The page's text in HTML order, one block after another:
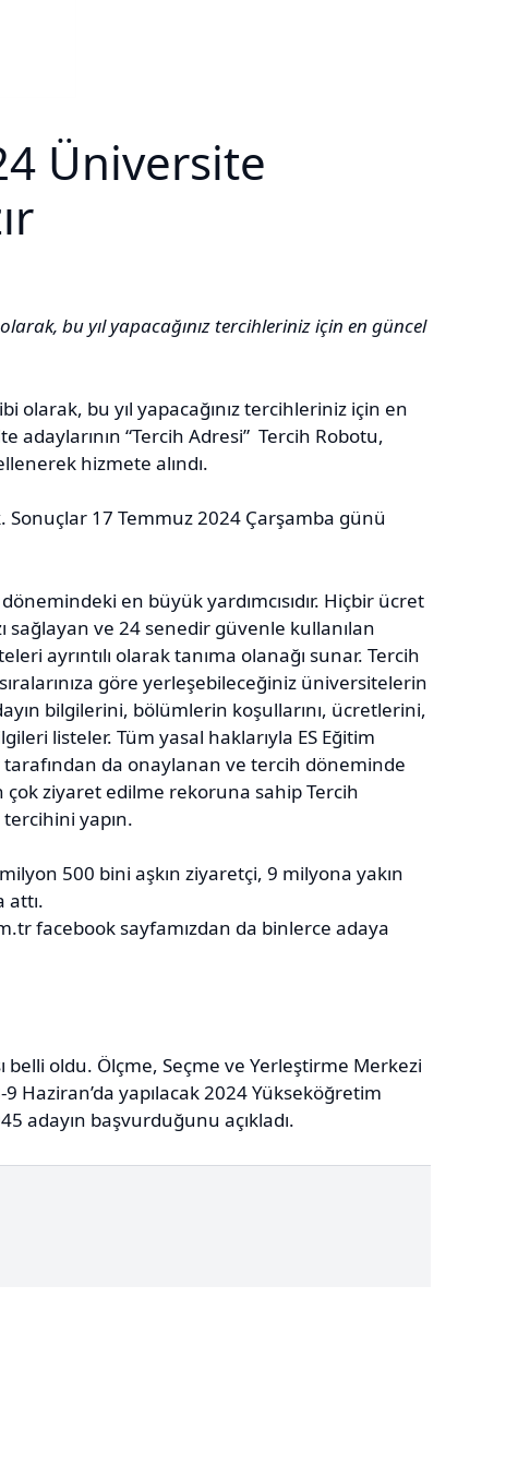
Üniversite
bu yıl yapacağınız tercihleriniz için en güncel
olarak, bu yıl yapacağınız tercihleriniz için en
adaylarının “Tercih Adresi” Tercih Robotu,
hizmete alındı.
Sonuçlar 17 Temmuz 2024 Çarşamba günü
en büyük yardımcısıdır. Hiçbir ücret
sağlayan ve 24 senedir güvenle kullanılan
ayrıntılı olarak tanıma olanağı sunar. Tercih
göre yerleşebileceğiniz üniversitelerin
bilgilerini, bölümlerin koşullarını, ücretlerini,
listeler. Tüm yasal haklarıyla ES Eğitim
tarafından da onaylanan ve tercih döneminde
çok ziyaret edilme rekoruna sahip Tercih
yapın.
500 bini aşkın ziyaretçi, 9 milyona yakın
facebook sayfamızdan da binlerce adaya
belli oldu. Ölçme, Seçme ve Yerleştirme Merkezi
Haziran’da yapılacak 2024 Yükseköğretim
adayın başvurduğunu açıkladı.